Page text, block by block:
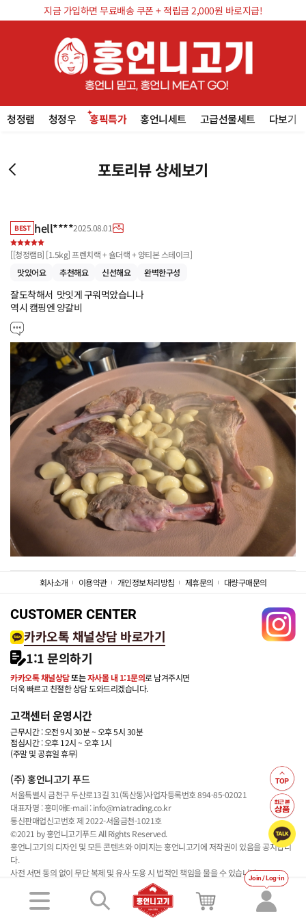
Join / Log-in
지금 가입하면 무료배송 쿠폰 + 적립금 2,000원 바로지급!
청정램 청정우 홍픽특가 홍언니세트 고급선물세트 다보기
포토리뷰 상세보기
BEST hell****2025.08.01
[[청정램B] [1.5kg] 프렌치랙 + 숄더랙 + 양티본 스테이크]
맛있어요
추천해요 신선해요 완벽한구성
잘도착해서  맛잇게 구워먹았습니나
역시 캠핑엔 양갈비
회사소개 이용약관 개인정보처리방침 제휴문의 대량구매문의
CUSTOMER CENTER
카카오톡 채널상담 바로가기
1:1 문의하기
카카오톡 채널상담또는자사몰 내 1:1문의로 남겨주시면
더욱 빠르고 친절한 상담 도와드리겠습니다.
고객센터 운영시간
근무시간 : 오전 9시 30분 ~ 오후 5시 30분
점심시간 : 오후 12시 ~ 오후 1시
(주말 및 공휴일 휴무)
(주) 홍언니고기 푸드
서울특별시 금천구 두산로13길 31(독산동)사업자등록번호 894-85-02021
대표자명 : 홍미애E-mail : info@miatrading.co.kr
통신판매업신고번호 제 2022-서울금천-1021호
©2021 by 홍언니고기푸드 All Rights Reserved.
홍언니고기의 디자인 및 모든 콘텐츠와 이미지는 홍언니고기에 저작권이 있음을 공지합니
다.
사전 서면 동의 없이 무단 복제 및 유사 도용 시 법적인 책임을 물을 수 있습니다.